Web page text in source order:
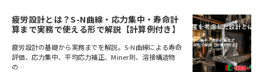
疲労設計とは？S-N曲線・応力集中・寿命計
算まで実務で使える形で解説【計算例付き】
疲労設計の基礎から実務までを解説。S-N曲線による寿命
評価、応力集中、平均応力補正、Miner則、溶接構造物
の…